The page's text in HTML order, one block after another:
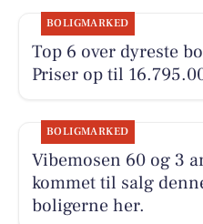
BOLIGMARKED
Top 6 over dyreste
Priser op til
BOLIGMARKED
Vibemosen 60 og 3
kommet til salg
boligerne her.